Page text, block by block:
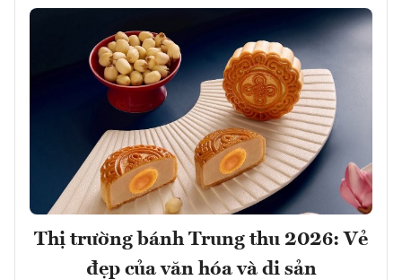
Thị trường bánh Trung thu 2026: Vẻ
đẹp của văn hóa và di sản